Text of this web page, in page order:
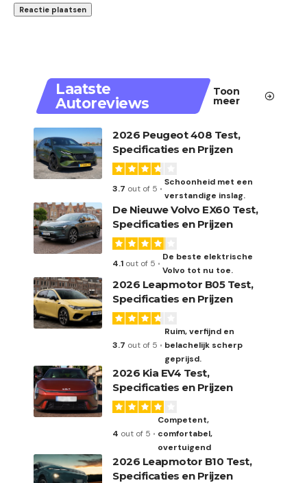
Laatste
Autoreviews
Toon
meer
2026 Peugeot 408 Test,
Specificaties en Prijzen
3.7 out of 5
Schoonheid met een
verstandige inslag.
De Nieuwe Volvo EX60 Test,
Specificaties en Prijzen
4.1 out of 5
De beste elektrische
Volvo tot nu toe.
2026 Leapmotor B05 Test,
Specificaties en Prijzen
3.7 out of 5
Ruim, verfijnd en
belachelijk scherp
geprijsd.
2026 Kia EV4 Test,
Specificaties en Prijzen
4 out of 5
Competent,
comfortabel,
overtuigend
2026 Leapmotor B10 Test,
Specificaties en Prijzen